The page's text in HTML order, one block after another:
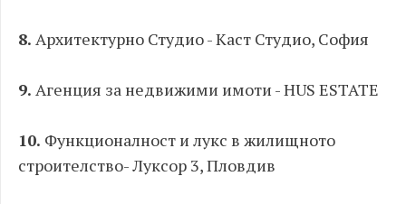
8. Архитектурно Студио - Каст Студио, София
9. Агенция за недвижими имоти - HUS ESTATE
10. Функционалност и лукс в жилищното
строителство- Луксор 3, Пловдив